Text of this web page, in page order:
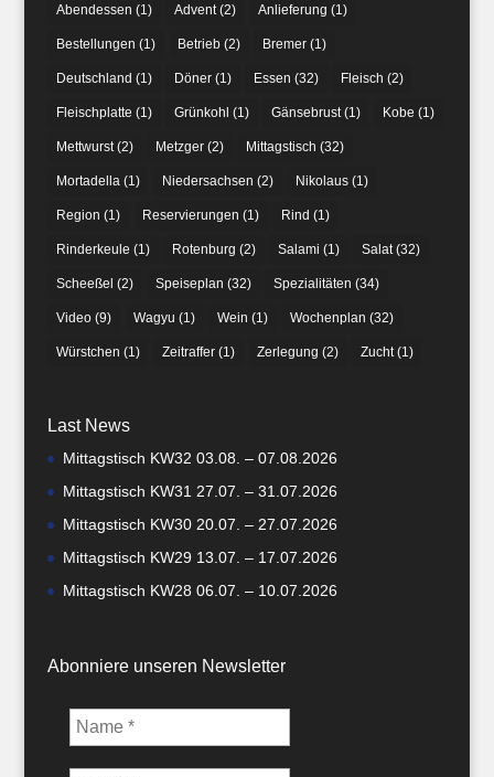
Abendessen (1) Advent(2) Anlieferung (1)
Bestellungen (1) Betrieb(2) Bremer(1)
Deutschland (1) Döner(1) Essen (32) Fleisch (2)
Fleischplatte (1) Grünkohl (1) Gänsebrust(1) Kobe (1)
Mettwurst(2) Metzger(2) Mittagstisch (32)
Mortadella (1) Niedersachsen (2) Nikolaus(1)
Region (1) Reservierungen (1) Rind (1)
Rinderkeule (1) Rotenburg (2) Salami (1) Salat(32)
Scheeßel (2) Speiseplan (32) Spezialitäten (34)
Video(9) Wagyu (1) Wein (1) Wochenplan (32)
Würstchen (1) Zeitraffer(1) Zerlegung (2) Zucht(1)
Last News
Mittagstisch KW32 03.08. – 07.08.2026
Mittagstisch KW31 27.07. – 31.07.2026
Mittagstisch KW30 20.07. – 27.07.2026
Mittagstisch KW29 13.07. – 17.07.2026
Mittagstisch KW28 06.07. – 10.07.2026
Abonniere unseren Newsletter